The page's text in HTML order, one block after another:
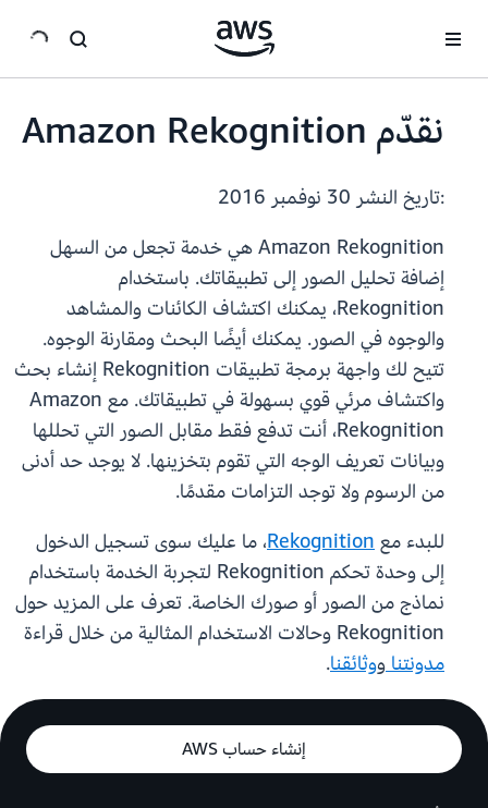
نقدّم Amazon Rekognition
:تاريخ النشر
Amazon Rekognition هي خدمة تجعل من السهل
إضافة تحليل الصور إلى تطبيقاتك. باستخدام
Rekognition، يمكنك اكتشاف الكائنات والمشاهد
والوجوه في الصور. يمكنك أيضًا البحث ومقارنة الوجوه.
تتيح لك واجهة برمجة تطبيقات Rekognition إنشاء بحث
واكتشاف مرئي قوي بسهولة في تطبيقاتك. مع Amazon
Rekognition، أنت تدفع فقط مقابل الصور التي تحللها
وبيانات تعريف الوجه التي تقوم بتخزينها. لا يوجد حد أدنى
من الرسوم ولا توجد التزامات مقدمًا.
للبدء معRekognition، ما عليك سوى تسجيل الدخول
إلى وحدة تحكم Rekognition لتجربة الخدمة باستخدام
نماذج من الصور أو صورك الخاصة. تعرف على المزيد حول
Rekognition وحالات الاستخدام المثالية من خلال قراءة
مدونتناووثائقنا.
إنشاء حساب AWS